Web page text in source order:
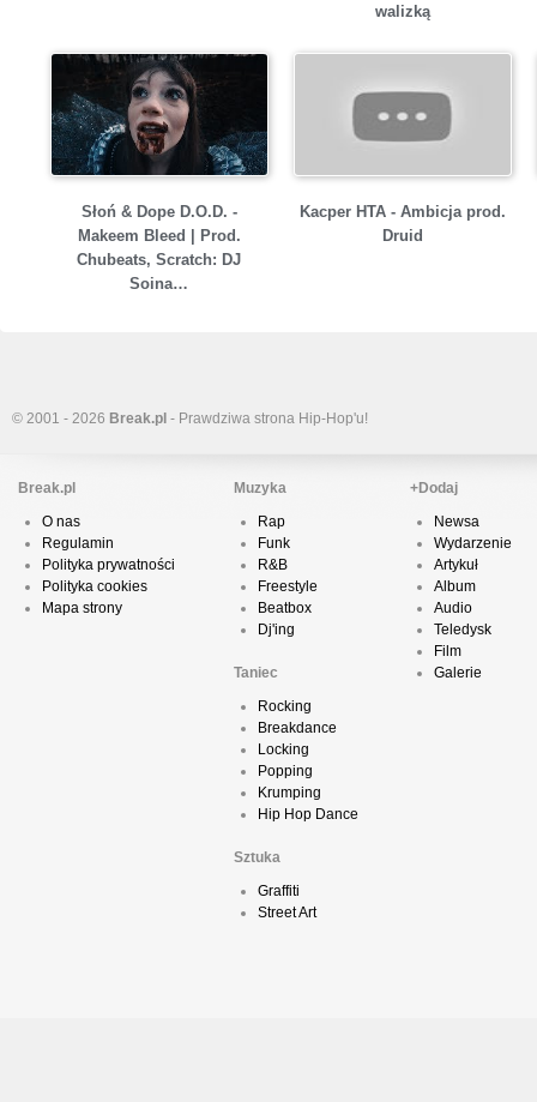
walizką
Słoń & Dope D.O.D. -
Makeem Bleed | Prod.
Chubeats, Scratch: DJ
Soina…
Kacper HTA - Ambicja prod.
Druid
© 2001 - 2026 Break.pl - Prawdziwa strona Hip-Hop'u!
Break.pl
O nas
Regulamin
Polityka prywatności
Polityka cookies
Mapa strony
Muzyka
Rap
Funk
R&B
Freestyle
Beatbox
Dj'ing
Taniec
Rocking
Breakdance
Locking
Popping
Krumping
Hip Hop Dance
Sztuka
Graffiti
Street Art
+Dodaj
Newsa
Wydarzenie
Artykuł
Album
Audio
Teledysk
Film
Galerie